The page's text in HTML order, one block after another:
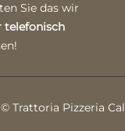
Sie das wir
telefonisch
© Trattoria Pizzeria